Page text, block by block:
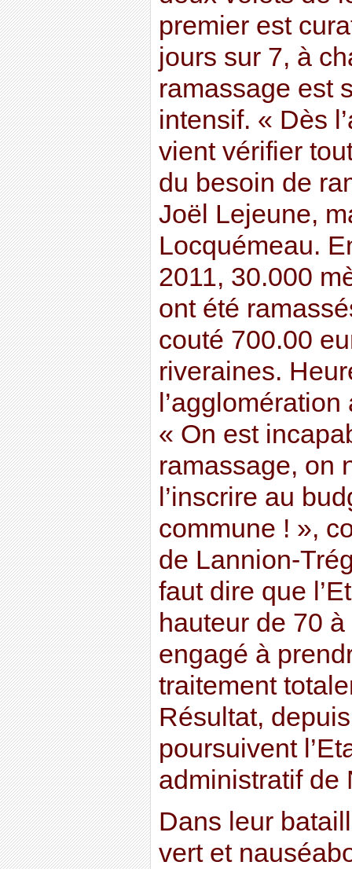
premier est
jours sur 7, à
ramassage est
intensif. « Dès
vient vérifier
du besoin de
Joël Lejeune,
Locquémeau.
2011, 30.000
ont été
couté 700.00
riveraines.
« On est
ramassage, on
l’inscrire au
commune ! »,
de Lannion-
faut dire que
hauteur de 70 à
engagé à
traitement
Résultat,
poursuivent
administratif de
Dans leur
vert et